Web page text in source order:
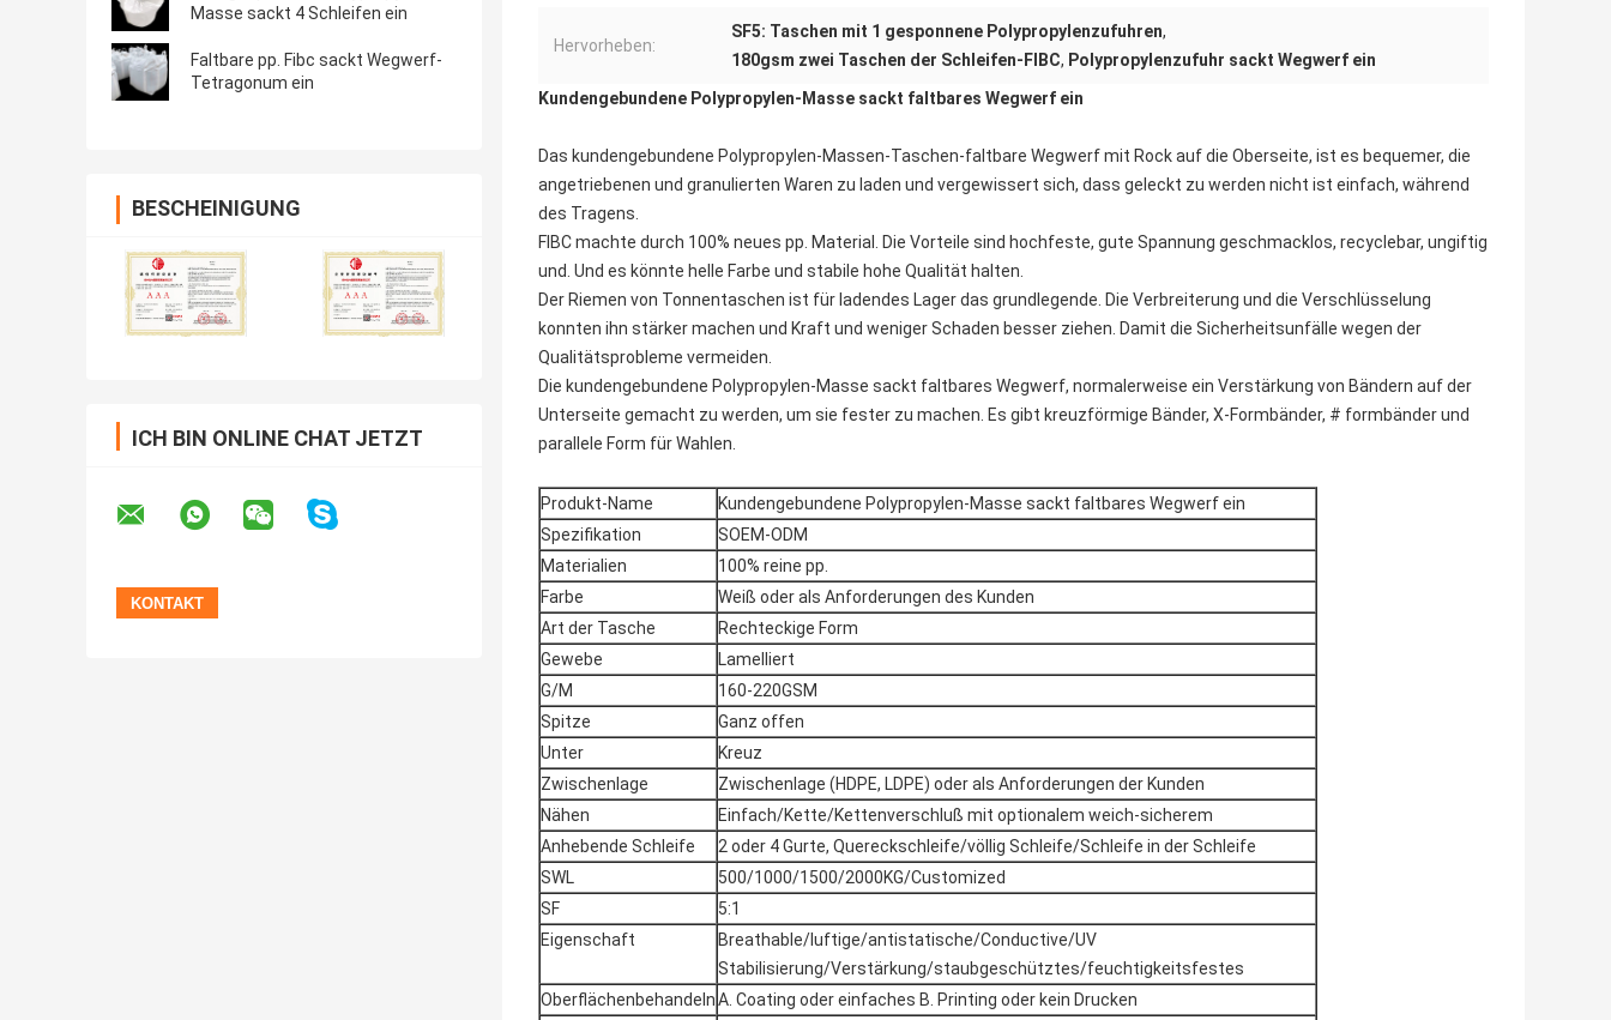
Masse sackt 4 Schleifen ein
Faltbare pp. Fibc sackt Wegwerf-
Tetragonum ein
BESCHEINIGUNG
ICH BIN ONLINE CHAT JETZT
Hervorheben:
SF5: Taschen mit 1 gesponnene Polypropylenzufuhren,
180gsm zwei Taschen der Schleifen-FIBC, Polypropylenzufuhr sackt Wegwerf ein
Kundengebundene Polypropylen-Masse sackt faltbares Wegwerf ein
Das kundengebundene Polypropylen-Massen-Taschen-faltbare Wegwerf mit Rock auf die Oberseite, ist es bequemer, die
angetriebenen und granulierten Waren zu laden und vergewissert sich, dass geleckt zu werden nicht ist einfach, während
des Tragens.
FIBC machte durch 100% neues pp. Material. Die Vorteile sind hochfeste, gute Spannung geschmacklos, recyclebar, ungiftig
und. Und es könnte helle Farbe und stabile hohe Qualität halten.
Der Riemen von Tonnentaschen ist für ladendes Lager das grundlegende. Die Verbreiterung und die Verschlüsselung
konnten ihn stärker machen und Kraft und weniger Schaden besser ziehen. Damit die Sicherheitsunfälle wegen der
Qualitätsprobleme vermeiden.
Die kundengebundene Polypropylen-Masse sackt faltbares Wegwerf, normalerweise ein Verstärkung von Bändern auf der
Unterseite gemacht zu werden, um sie fester zu machen. Es gibt kreuzförmige Bänder, X-Formbänder, # formbänder und
parallele Form für Wahlen.
Produkt-Name
Kundengebundene Polypropylen-Masse sackt faltbares Wegwerf ein
Spezifikation
SOEM-ODM
Materialien
100% reine pp.
Farbe
Weiß oder als Anforderungen des Kunden
Art der Tasche
Rechteckige Form
Gewebe
Lamelliert
G/M
160-220GSM
Spitze
Ganz offen
Unter
Kreuz
Zwischenlage
Zwischenlage (HDPE, LDPE) oder als Anforderungen der Kunden
Nähen
Einfach/Kette/Kettenverschluß mit optionalem weich-sicherem
Anhebende Schleife
2 oder 4 Gurte, Quereckschleife/völlig Schleife/Schleife in der Schleife
SWL
500/1000/1500/2000KG/Customized
SF
5:1
Eigenschaft
Breathable/luftige/antistatische/Conductive/UV
Stabilisierung/Verstärkung/staubgeschütztes/feuchtigkeitsfestes
OberflächenbehandelnA. Coating oder einfaches B. Printing oder kein Drucken